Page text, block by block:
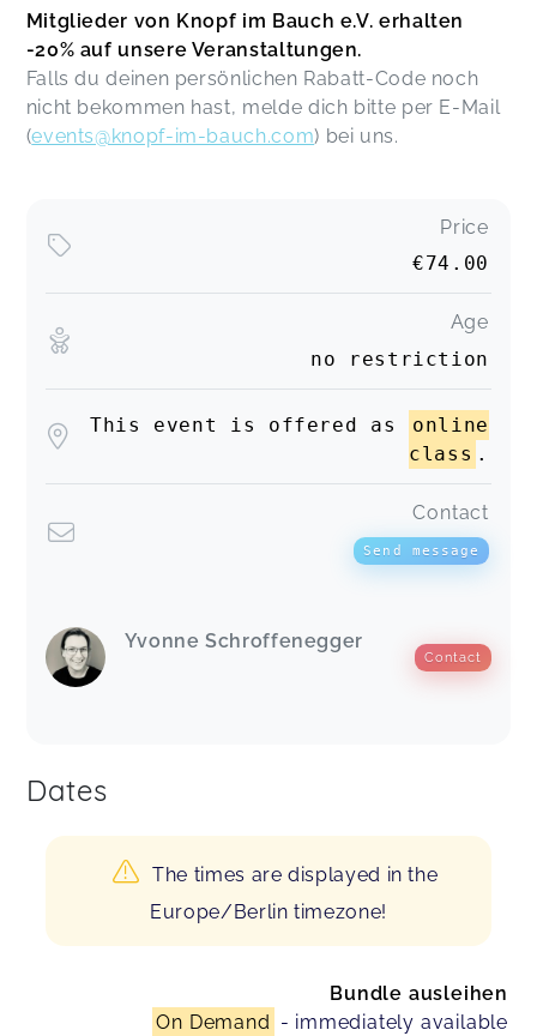
Mitglieder von Knopf im Bauch e.V. erhalten
-20% auf unsere Veranstaltungen.
Falls du deinen persönlichen Rabatt-Code noch
nicht bekommen hast, melde dich bitte per E-Mail
(events@knopf-im-bauch.com) bei uns.
Price
€74.00
Age
no restriction
This event is offered as
online
class .
Contact
Send message
Yvonne Schroffenegger
Contact
Dates
The times are displayed in the
Europe/Berlin timezone!
Bundle ausleihen
On Demand - immediately available